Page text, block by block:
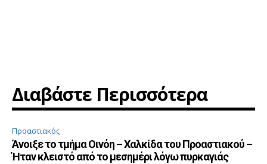
Διαβάστε Περισσότερα
Προαστιακός
Άνοιξε το τμήμα Οινόη – Χαλκίδα του Προαστιακού –
Ήταν κλειστό από το μεσημέρι λόγω πυρκαγιάς